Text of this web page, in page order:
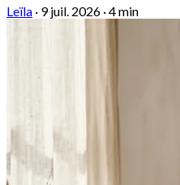
Leïla · 9 juil. 2026 ·4 min